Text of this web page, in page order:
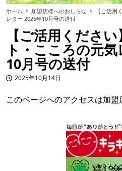
ホーム 加盟店様へのおしらせ
【ご活用
レター 2025年10月号の送付
【ご活用くださ
ト・こころの元
10月号の送付
投稿日2025年10月14日
このページへのアクセスは加盟